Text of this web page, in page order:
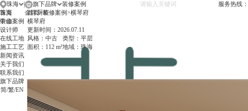
珠海
珠海
中山
旗下品牌
金牌厨柜
服务热线：
首页
装修案例
设计师
在线工地
施工工艺
新闻资讯
关于我们
联系我们
旗下品牌
简/繁/EN
首页>装修案例>横琴府
横琴府
更新时间： 2026.07.11
风格： 中古
面积： 112 m²
类型： 平层
地域： 珠海